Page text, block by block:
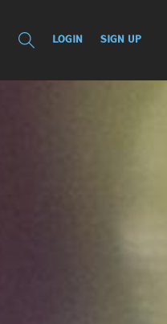
LOGIN SIGN UP